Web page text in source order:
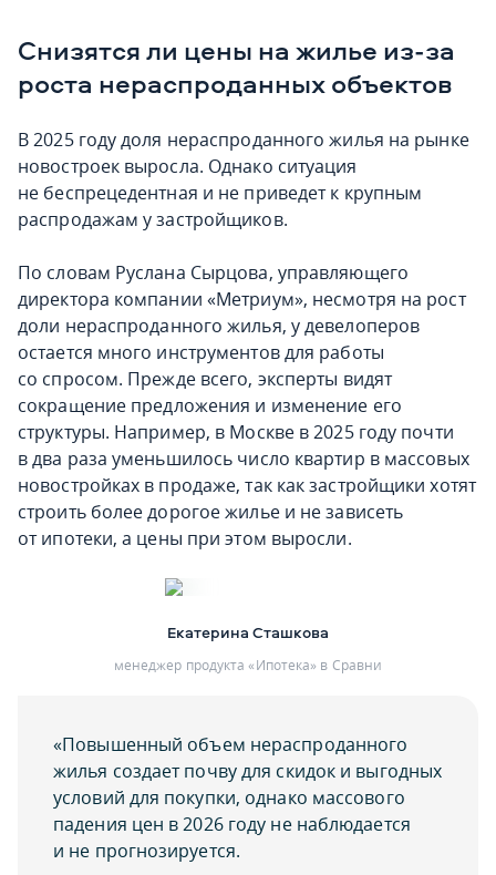
Снизятся ли цены на жилье из-за
роста нераспроданных объектов
В 2025 году доля нераспроданного жилья на рынке
новостроек выросла. Однако ситуация
не беспрецедентная и не приведет к крупным
распродажам у застройщиков.
По словам Руслана Сырцова, управляющего
директора компании «Метриум», несмотря на рост
доли нераспроданного жилья, у девелоперов
остается много инструментов для работы
со спросом. Прежде всего, эксперты видят
сокращение предложения и изменение его
структуры. Например, в Москве в 2025 году почти
в два раза уменьшилось число квартир в массовых
новостройках в продаже, так как застройщики хотят
строить более дорогое жилье и не зависеть
от ипотеки, а цены при этом выросли.
Екатерина Сташкова
менеджер продукта «Ипотека» в Сравни
«Повышенный объем нераспроданного
жилья создает почву для скидок и выгодных
условий для покупки, однако массового
падения цен в 2026 году не наблюдается
и не прогнозируется.